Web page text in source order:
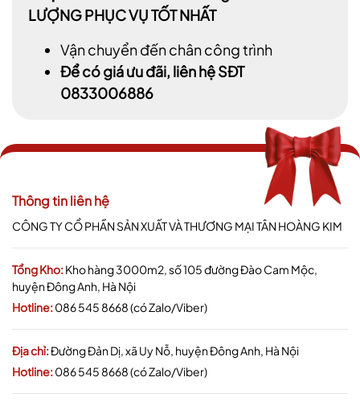
LƯỢNG PHỤC VỤ TỐT NHẤT
Vận chuyển đến chân công trình
Để có giá ưu đãi, liên hệ SĐT
0833006886
Thông tin liên hệ
CÔNG TY CỔ PHẦN SẢN XUẤT VÀ THƯƠNG MẠI TÂN HOÀNG KIM
Tổng Kho:Kho hàng 3000m2, số 105 đường Đào Cam Mộc,
huyện Đông Anh, Hà Nội
Hotline:086 545 8668 (có Zalo/Viber)
Địa chỉ:Đường Đản Dị, xã Uy Nỗ, huyện Đông Anh, Hà Nội
Hotline:086 545 8668 (có Zalo/Viber)